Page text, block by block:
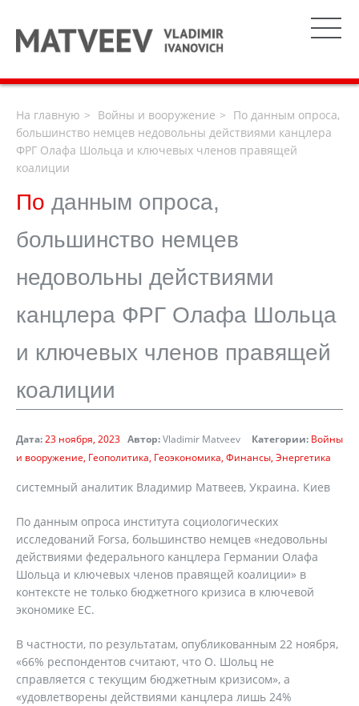
На главную Войны и вооружение
По данным опроса,
большинство немцев недовольны действиями канцлера
ФРГ Олафа Шольца и ключевых членов правящей
коалиции
По данным опроса,
большинство немцев
недовольны действиями
канцлера ФРГ Олафа Шольца
и ключевых членов правящей
коалиции
Дата:23 ноября, 2023 Автор:Vladimir Matveev Категории: Войны
и вооружение Геополитика Геоэкономика Финансы Энергетика
системный аналитик Владимир Матвеев, Украина. Киев
По данным опроса института социологических
исследований Forsa, большинство немцев «недовольны
действиями федерального канцлера Германии Олафа
Шольца и ключевых членов правящей коалиции» в
контексте не только бюджетного кризиса в ключевой
экономике ЕС.
В частности, по результатам, опубликованным 22 ноября,
«66% респондентов считают, что О. Шольц не
справляется с текущим бюджетным кризисом», а
«удовлетворены действиями канцлера лишь 24%